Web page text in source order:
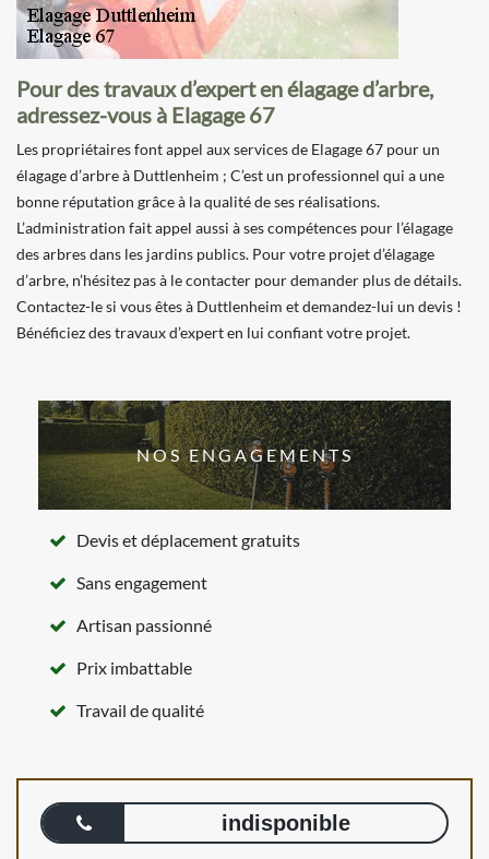
Pour des travaux d’expert en élagage d’arbre,
adressez-vous à Elagage 67
Les propriétaires font appel aux services de Elagage 67 pour un
élagage d’arbre à Duttlenheim ; C’est un professionnel qui a une
bonne réputation grâce à la qualité de ses réalisations.
L’administration fait appel aussi à ses compétences pour l’élagage
des arbres dans les jardins publics. Pour votre projet d’élagage
d’arbre, n’hésitez pas à le contacter pour demander plus de détails.
Contactez-le si vous êtes à Duttlenheim et demandez-lui un devis !
Bénéficiez des travaux d’expert en lui confiant votre projet.
NOS ENGAGEMENTS
Devis et déplacement gratuits
Sans engagement
Artisan passionné
Prix imbattable
Travail de qualité
indisponible